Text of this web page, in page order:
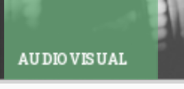
AUDIOVISUAL